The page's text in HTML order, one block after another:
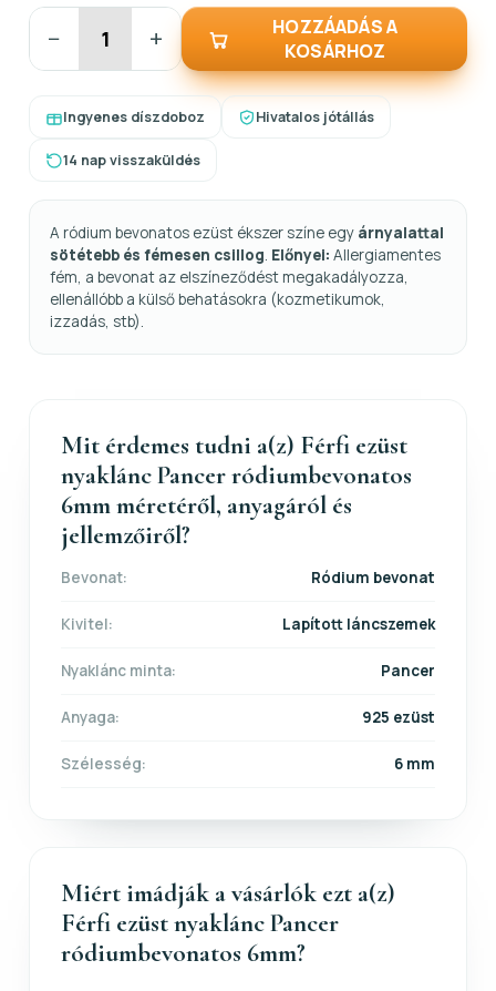
− +
HOZZÁADÁS A
KOSÁRHOZ
Ingyenes díszdoboz Hivatalos jótállás
14 nap visszaküldés
A ródium bevonatos ezüst ékszer színe egy árnyalattal
sötétebb és fémesen csillog. Előnyei: Allergiamentes
fém, a bevonat az elszíneződést megakadályozza,
ellenállóbb a külső behatásokra (kozmetikumok,
izzadás, stb).
Mit érdemes tudni a(z) Férfi ezüst
nyaklánc Pancer ródiumbevonatos
6mm méretéről, anyagáról és
jellemzőiről?
Bevonat: Ródium bevonat
Kivitel: Lapított láncszemek
Nyaklánc minta: Pancer
Anyaga: 925 ezüst
Szélesség: 6 mm
Miért imádják a vásárlók ezt a(z)
Férfi ezüst nyaklánc Pancer
ródiumbevonatos 6mm?